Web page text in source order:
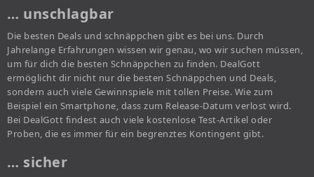
… unschlagbar
Die besten Deals und schnäppchen gibt es bei uns. Durch
Jahrelange Erfahrungen wissen wir genau, wo wir suchen müssen,
um für dich die besten Schnäppchen zu finden. DealGott
ermöglicht dir nicht nur die besten Schnäppchen und Deals,
sondern auch viele Gewinnspiele mit tollen Preise. Wie zum
Beispiel ein Smartphone, dass zum Release-Datum verlost wird.
Bei DealGott findest auch viele kostenlose Test-Artikel oder
Proben, die es immer für ein begrenztes Kontingent gibt.
… sicher